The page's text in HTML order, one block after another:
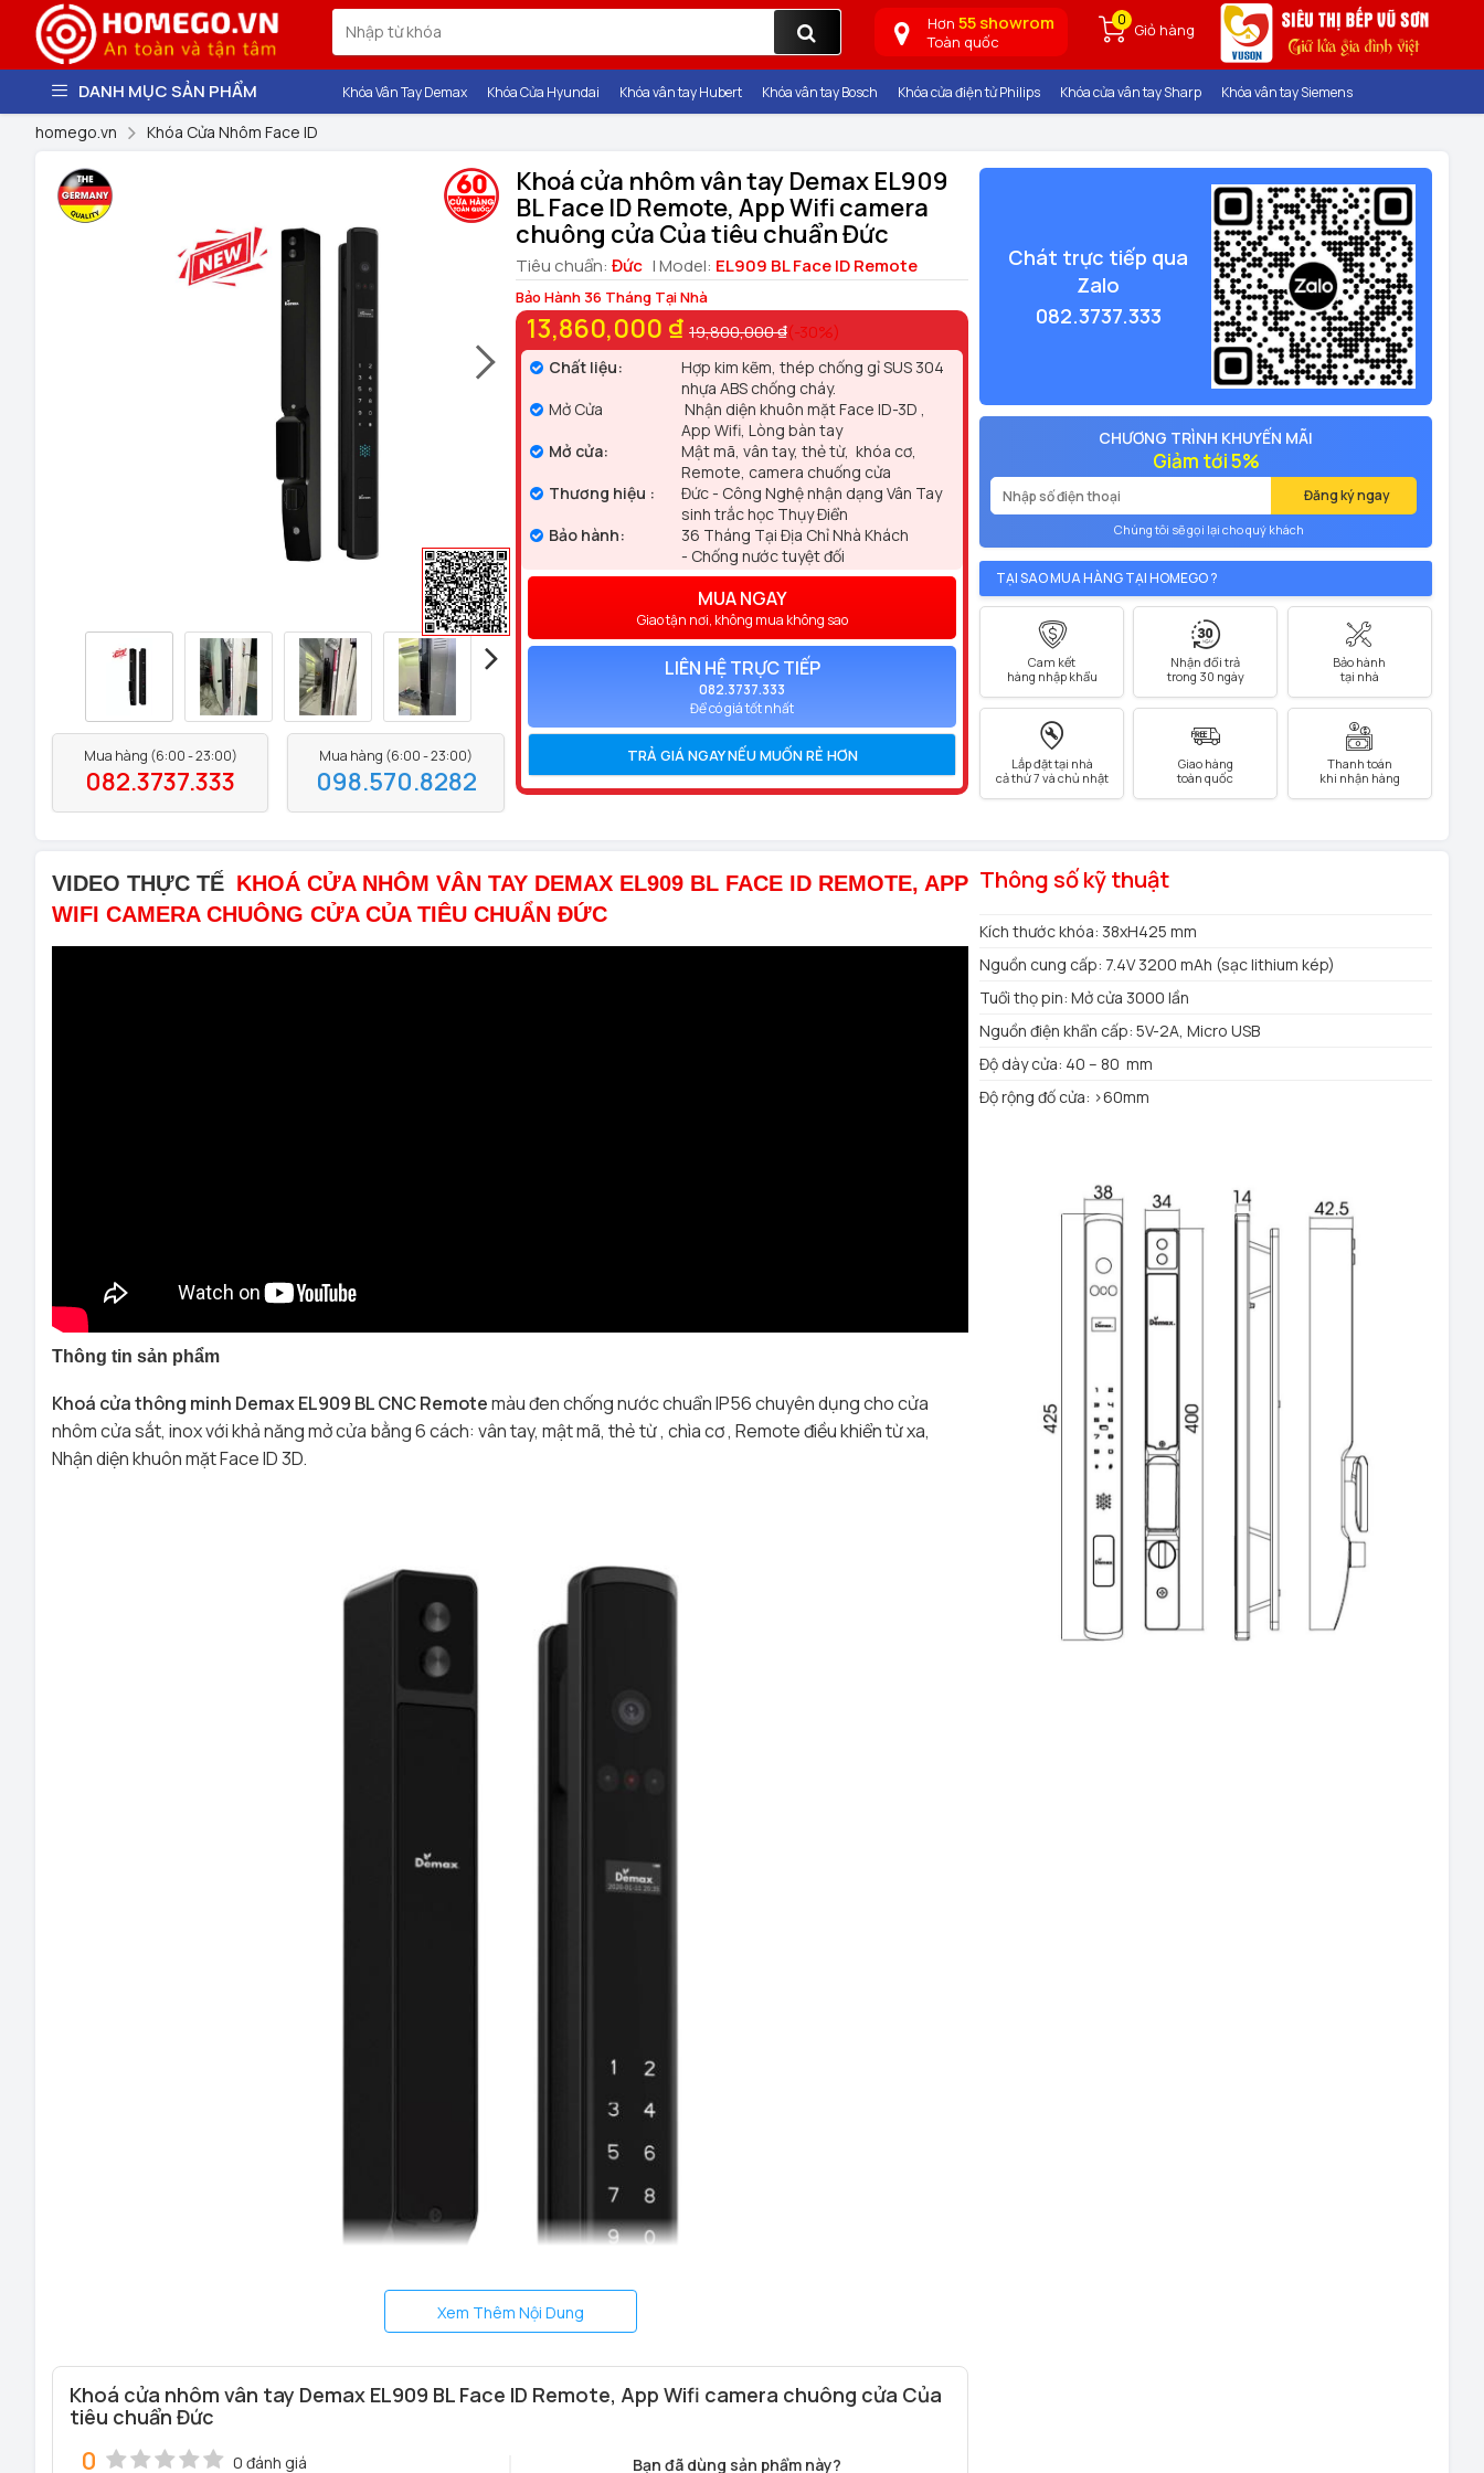
Hơn 55 showrom
Toàn quốc
0
Giỏ hàng
DANH MỤC SẢN PHẨM Khóa Vân Tay Demax Khóa Cửa Hyundai Khóa vân tay Hubert Khóa vân tay Bosch Khóa cửa điện tử Philips Khóa cửa vân tay Sharp Khóa vân tay Siemens
homego.vn Khóa Cửa Nhôm Face ID
Mua hàng (6:00 - 23:00)
082.3737.333
Mua hàng (6:00 - 23:00)
098.570.8282
Khoá cửa nhôm vân tay Demax EL909
BL Face ID Remote, App Wifi camera
chuông cửa Của tiêu chuẩn Đức
Tiêu chuẩn: Đức | Model: EL909 BL Face ID Remote
Bảo Hành 36 Tháng Tại Nhà
13,860,000 ₫ 19,800,000 ₫(-30%)
Chất liệu:
Hợp kim kẽm, thép chống gỉ SUS 304
nhựa ABS chống cháy.
Mở Cửa
Nhận diện khuôn mặt Face ID-3D ,
App Wifi, Lòng bàn tay
Mở cửa:
Mật mã, vân tay, thẻ từ, khóa cơ,
Remote, camera chuống cửa
Thương hiệu :
Đức - Công Nghệ nhận dạng Vân Tay
sinh trắc học Thụy Điển
Bảo hành:
36 Tháng Tại Địa Chỉ Nhà Khách
- Chống nước tuyệt đối
MUA NGAY
Giao tận nơi, không mua không sao
LIÊN HỆ TRỰC TIẾP
082.3737.333
Để có giá tốt nhất
TRẢ GIÁ NGAY NẾU MUỐN RẺ HƠN
Chát trực tiếp qua
Zalo
082.3737.333
CHƯƠNG TRÌNH KHUYẾN MÃI
Giảm tới 5%
Đăng ký ngay
Chúng tôi sẽ gọi lại cho quý khách
TẠI SAO MUA HÀNG TẠI HOMEGO ?
Cam kết
hàng nhập khẩu
Nhận đổi trả
trong 30 ngày
Bảo hành
tại nhà
Lắp đặt tại nhà
cả thứ 7 và chủ nhật
Giao hàng
toàn quốc
Thanh toán
khi nhận hàng
VIDEO THỰC TẾ KHOÁ CỬA NHÔM VÂN TAY DEMAX EL909 BL FACE ID REMOTE, APP
WIFI CAMERA CHUÔNG CỬA CỦA TIÊU CHUẨN ĐỨC
Thông tin sản phẩm
Khoá cửa thông minh Demax EL909 BL CNC Remotemàu đen chống nước chuẩn IP56 chuyên dụng cho cửa
nhôm cửa sắt, inox với khả năng mở cửa bằng 6 cách: vân tay, mật mã, thẻ từ , chìa cơ , Remote điều khiển từ xa,
Nhận diện khuôn mặt Face ID 3D.
Xem Thêm Nội Dung
Khoá cửa nhôm vân tay Demax EL909 BL Face ID Remote, App Wifi camera chuông cửa Của
tiêu chuẩn Đức
0 0 đánh giá Bạn đã dùng sản phẩm này?
Thông số kỹ thuật
Kích thước khóa: 38xH425 mm
Nguồn cung cấp: 7.4V 3200 mAh (sạc lithium kép)
Tuổi thọ pin: Mở cửa 3000 lần
Nguồn điện khẩn cấp: 5V-2A, Micro USB
Độ dày cửa: 40 – 80 mm
Độ rộng đố cửa: >60mm